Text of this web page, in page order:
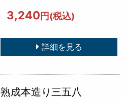
3,240円(税込)
詳細を見る
熟成本造り三五八